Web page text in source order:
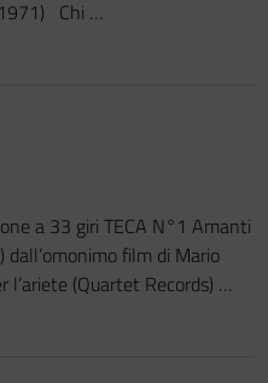
Chi …
a 33 giri TECA N°1 Amanti
dall’omonimo film di Mario
(Quartet Records) …